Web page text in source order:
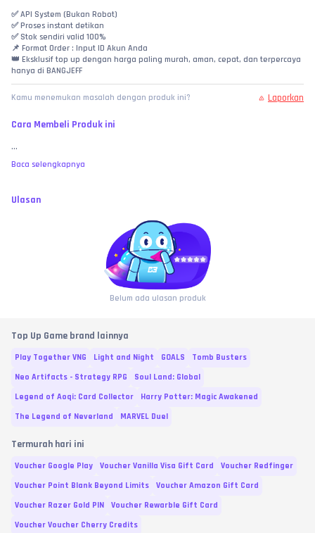
✅ API System (Bukan Robot)
✅ Proses instant detikan
✅ Stok sendiri valid 100%
📌 Format Order : Input ID Akun Anda
👑 Eksklusif top up dengan harga paling murah, aman, cepat, dan terpercaya
hanya di BANGJEFF
Kamu menemukan masalah dengan produk ini? Laporkan
Cara Membeli Produk ini
...
Baca selengkapnya
Ulasan
Belum ada ulasan produk
Top Up Game brand lainnya
Play Together VNG Light and Night GOALS
Tomb Busters
Neo Artifacts - Strategy RPG
Soul Land: Global
Legend of Aoqi: Card Collector
Harry Potter: Magic Awakened
The Legend of Neverland
MARVEL Duel
Termurah hari ini
Voucher Google Play Voucher Vanilla Visa Gift Card
Voucher Redfinger
Voucher Point Blank Beyond Limits
Voucher Amazon Gift Card
Voucher Razer Gold PIN
Voucher Rewarble Gift Card
Voucher Voucher Cherry Credits